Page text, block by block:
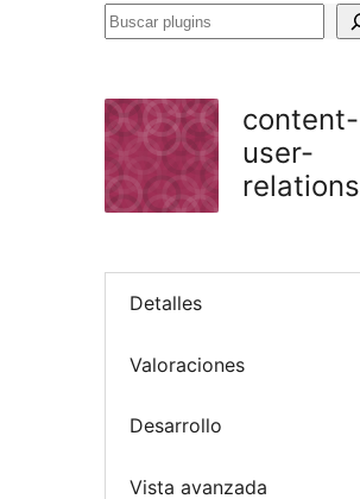
Buscar
content-
user-
relations
Detalles
Valoraciones
Desarrollo
Vista avanzada